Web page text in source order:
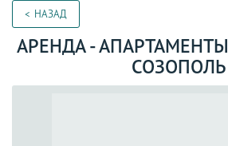
НАЗАД
АРЕНДА - АПАРТАМЕНТЫ
СОЗОПОЛЬ